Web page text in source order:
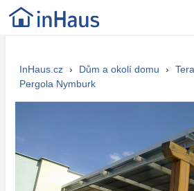
InHaus.cz › Dům a okolí domu ›
Pergola Nymburk